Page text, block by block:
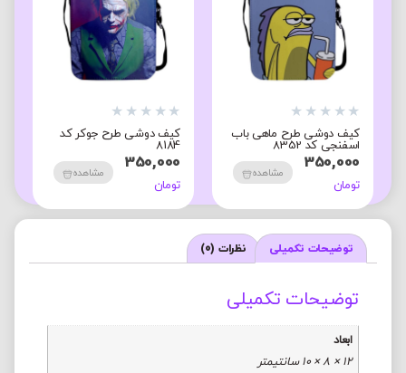
★
★
★
★
★
کیف دوشی طرح ماهی باب
اسفنجی کد 8352
350,000
تومان
مشاهده
★
★
★
★
★
کیف دوشی طرح جوکر کد
8184
350,000
تومان
مشاهده
توضیحات تکمیلی نظرات (0)
توضیحات تکمیلی
ابعاد
12 × 8 × 10 سانتیمتر